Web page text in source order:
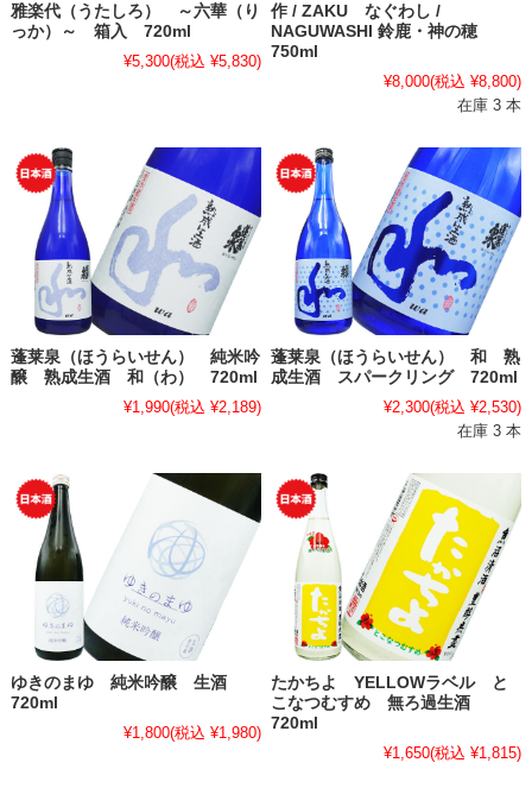
雅楽代（うたしろ） ～六華（り
っか）～ 箱入 720ml
¥5,300(税込 ¥5,830)
作 / ZAKU なぐわし /
NAGUWASHI 鈴鹿・神の穂
750ml
¥8,000(税込 ¥8,800)
在庫 3 本
蓬莱泉（ほうらいせん） 純米吟
醸 熟成生酒 和（わ） 720ml
¥1,990(税込 ¥2,189)
蓬莱泉（ほうらいせん） 和 熟
成生酒 スパークリング 720ml
¥2,300(税込 ¥2,530)
在庫 3 本
ゆきのまゆ 純米吟醸 生酒
720ml
¥1,800(税込 ¥1,980)
たかちよ YELLOWラベル と
こなつむすめ 無ろ過生酒
720ml
¥1,650(税込 ¥1,815)